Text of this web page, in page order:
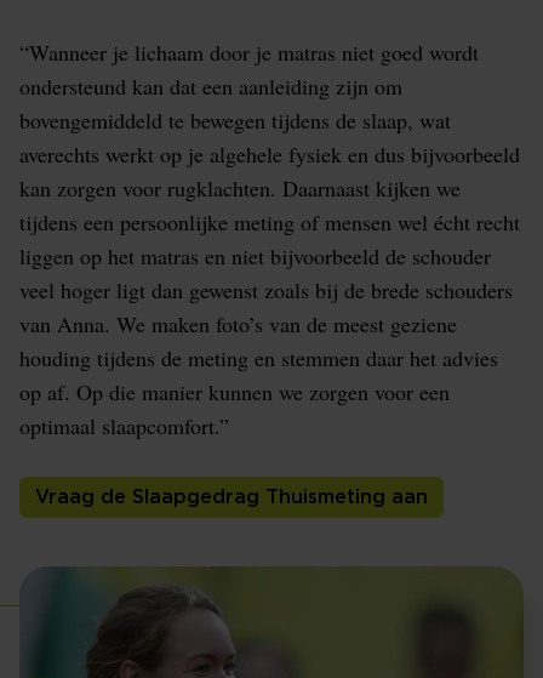
“Wanneer je lichaam door je matras niet goed wordt
ondersteund kan dat een aanleiding zijn om
bovengemiddeld te bewegen tijdens de slaap, wat
averechts werkt op je algehele fysiek en dus bijvoorbeeld
kan zorgen voor rugklachten. Daarnaast kijken we
tijdens een persoonlijke meting of mensen wel écht recht
liggen op het matras en niet bijvoorbeeld de schouder
veel hoger ligt dan gewenst zoals bij de brede schouders
van Anna. We maken foto’s van de meest geziene
houding tijdens de meting en stemmen daar het advies
op af. Op die manier kunnen we zorgen voor een
optimaal slaapcomfort.”
Vraag de Slaapgedrag Thuismeting aan